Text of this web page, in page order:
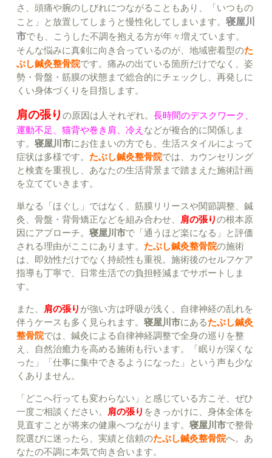
さ、頭痛や腕のしびれにつながることもあり、「いつもの
こと」と放置してしまうと慢性化してしまいます。 寝屋川
市でも、こうした不調を抱える方が年々増えています。
そんな悩みに真剣に向き合っているのが、地域密着型のた
ぶし鍼灸整骨院です。痛みの出ている箇所だけでなく、姿
勢・骨盤・筋膜の状態まで総合的にチェックし、再発しに
くい身体づくりを目指します。
肩の張り の原因は人それぞれ。 長時間のデスクワーク、
運動不足、猫背や巻き肩、冷え などが複合的に関係しま
す。 寝屋川市にお住まいの方でも、生活スタイルによって
症状は多様です。 たぶし鍼灸整骨院では、カウンセリング
と検査を重視し、あなたの生活背景まで踏まえた施術計画
を立てていきます。
単なる「ほぐし」ではなく、筋膜リリースや関節調整、鍼
灸、骨盤・背骨矯正などを組み合わせ、
肩の張りの根本原
因にアプローチ。 寝屋川市で「通うほど楽になる」と評価
される理由がここにあります。 たぶし鍼灸整骨院の施術
は、即効性だけでなく持続性も重視。施術後のセルフケア
指導も丁寧で、日常生活での負担軽減までサポートしま
す。
また、 肩の張り が強い方は呼吸が浅く、自律神経の乱れを
伴うケースも多く見られます。 寝屋川市にあるたぶし鍼灸
整骨院では、鍼灸による自律神経調整で全身の巡りを整
え、自然治癒力を高める施術も行います。「眠りが深くな
った」「仕事に集中できるようになった」という声も少な
くありません。
「どこへ行っても変わらない」と感じている方こそ、ぜひ
一度ご相談ください。
肩の張り をきっかけに、身体全体を
見直すことが将来の健康へつながります。 寝屋川市で整骨
院選びに迷ったら、実績と信頼のたぶし鍼灸整骨院へ。あ
なたの不調に本気で向き合います。